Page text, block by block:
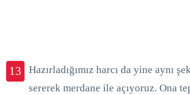
13
Hazırladığımız harcı da yine aynı
sererek merdane ile açıyoruz. Ona